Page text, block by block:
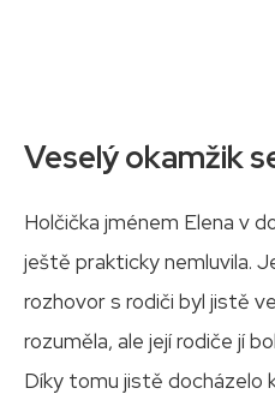
Veselý okamžik
Holčička jménem Elena v
ještě prakticky nemluvila.
rozhovor s rodiči byl jistě
rozuměla, ale její rodiče jí
Díky tomu jistě docházelo